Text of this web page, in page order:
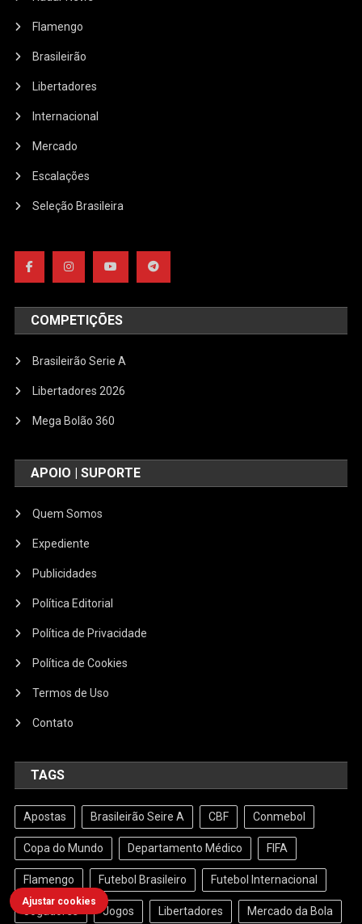
Flamengo
Brasileirão
Libertadores
Internacional
Mercado
Escalações
Seleção Brasileira
COMPETIÇÕES
Brasileirão Serie A
Libertadores 2026
Mega Bolão 360
APOIO | SUPORTE
Quem Somos
Expediente
Publicidades
Política Editorial
Política de Privacidade
Política de Cookies
Termos de Uso
Contato
TAGS
Apostas Brasileirão Seire A CBF Conmebol
Copa do Mundo Departamento Médico FIFA
Flamengo Futebol Brasileiro Futebol Internacional
Jogadores Jogos Libertadores Mercado da Bola
Ajustar cookies